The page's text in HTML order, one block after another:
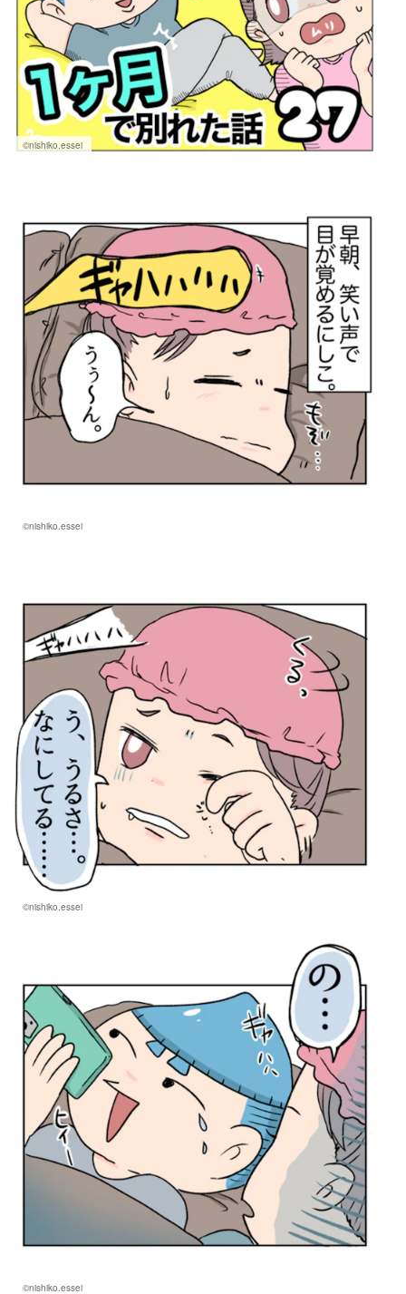
©nishiko.essei
©nishiko.essei
©nishiko.essei
©nishiko.essei